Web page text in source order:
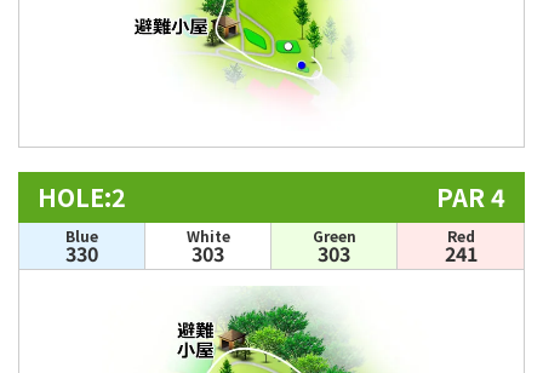
HOLE:2 PAR 4
Blue
330
White
303
Green
303
Red
241